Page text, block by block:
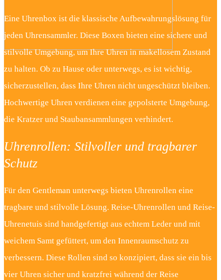
Eine Uhrenbox ist die klassische Aufbewahrungslösung für
jeden Uhrensammler. Diese Boxen bieten eine sichere und
stilvolle Umgebung, um Ihre Uhren in makellosem Zustand
zu halten. Ob zu Hause oder unterwegs, es ist wichtig,
sicherzustellen, dass Ihre Uhren nicht ungeschützt bleiben.
Hochwertige Uhren verdienen eine gepolsterte Umgebung,
die Kratzer und Staubansammlungen verhindert.
Uhrenrollen: Stilvoller und tragbarer
Schutz
Für den Gentleman unterwegs bieten Uhrenrollen eine
tragbare und stilvolle Lösung. Reise-Uhrenrollen und Reise-
Uhrenetuis sind handgefertigt aus echtem Leder und mit
weichem Samt gefüttert, um den Innenraumschutz zu
verbessern. Diese Rollen sind so konzipiert, dass sie ein bis
vier Uhren sicher und kratzfrei während der Reise